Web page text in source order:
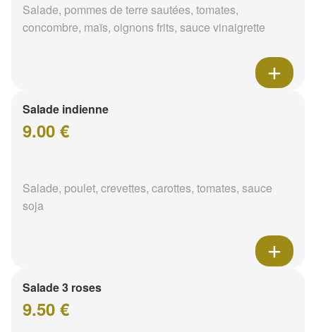
Salade, pommes de terre sautées, tomates,
concombre, maïs, oignons frits, sauce vinaigrette
Salade indienne
9.00 €
Salade, poulet, crevettes, carottes, tomates, sauce
soja
Salade 3 roses
9.50 €